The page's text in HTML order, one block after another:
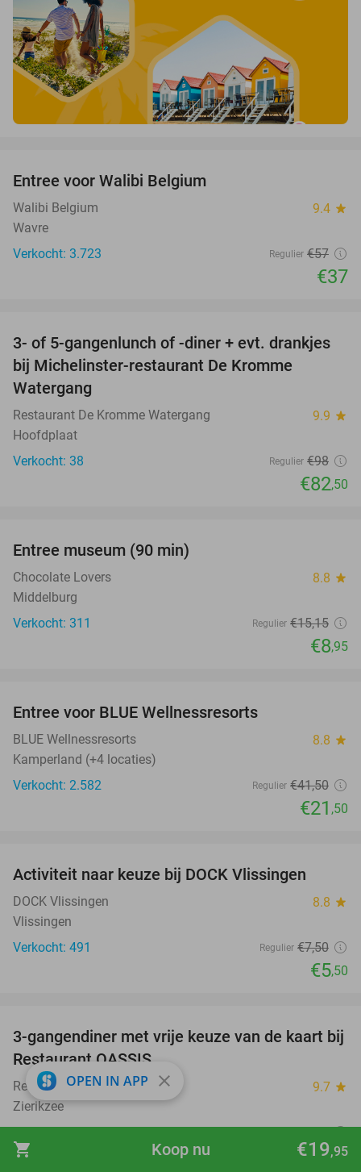
shopping_cart €19,95
Koop nu
Entree voor Walibi Belgium
Walibi Belgium 9.4 star
Wavre
Verkocht: 3.723
Regulier €57
€37
16%
3- of 5-gangenlunch of -diner + evt. drankjes
bij Michelinster-restaurant De Kromme
Watergang
Restaurant De Kromme Watergang 9.9 star
Hoofdplaat
Verkocht: 38
Regulier €98
€82,50
Entree museum (90 min)
Chocolate Lovers 8.8 star
Middelburg
Verkocht: 311
Regulier €15,15
€8,95
Entree voor BLUE Wellnessresorts
BLUE Wellnessresorts 8.8 star
Kamperland (+4 locaties)
Verkocht: 2.582
Regulier €41,50
€21 ,50
Activiteit naar keuze bij DOCK Vlissingen
DOCK Vlissingen 8.8 star
Vlissingen
Verkocht: 491
Regulier €7,50
€5,50
43%
3-gangendiner met vrije keuze van de kaart bij
Restaurant OASSIS
Restaurant OASSIS 9.7 star
Zierikzee
Verkocht: 408
€41,70
€23,95
OPEN IN APP close